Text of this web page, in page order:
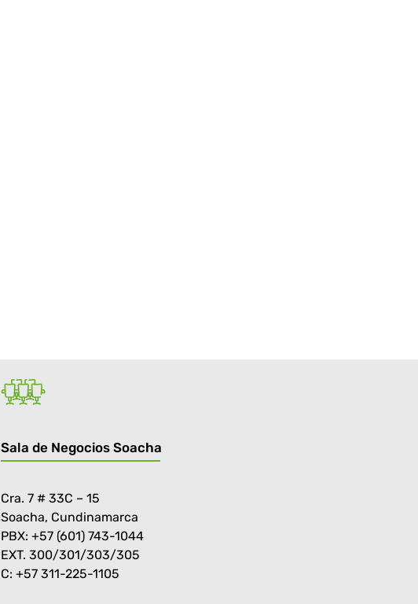
Sala de Negocios Soacha
Cra. 7 # 33C – 15
Soacha, Cundinamarca
PBX: +57 (601) 743-1044
EXT. 300/301/303/305
C: +57 311-225-1105